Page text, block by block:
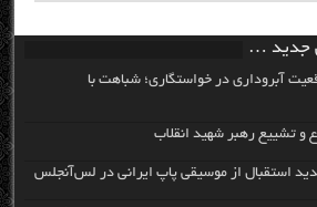
جدید …
آبروداری در خواستگاری؛ شباهت با
استقبال از موسیقی پاپ ایرانی در لس‌آنجلس